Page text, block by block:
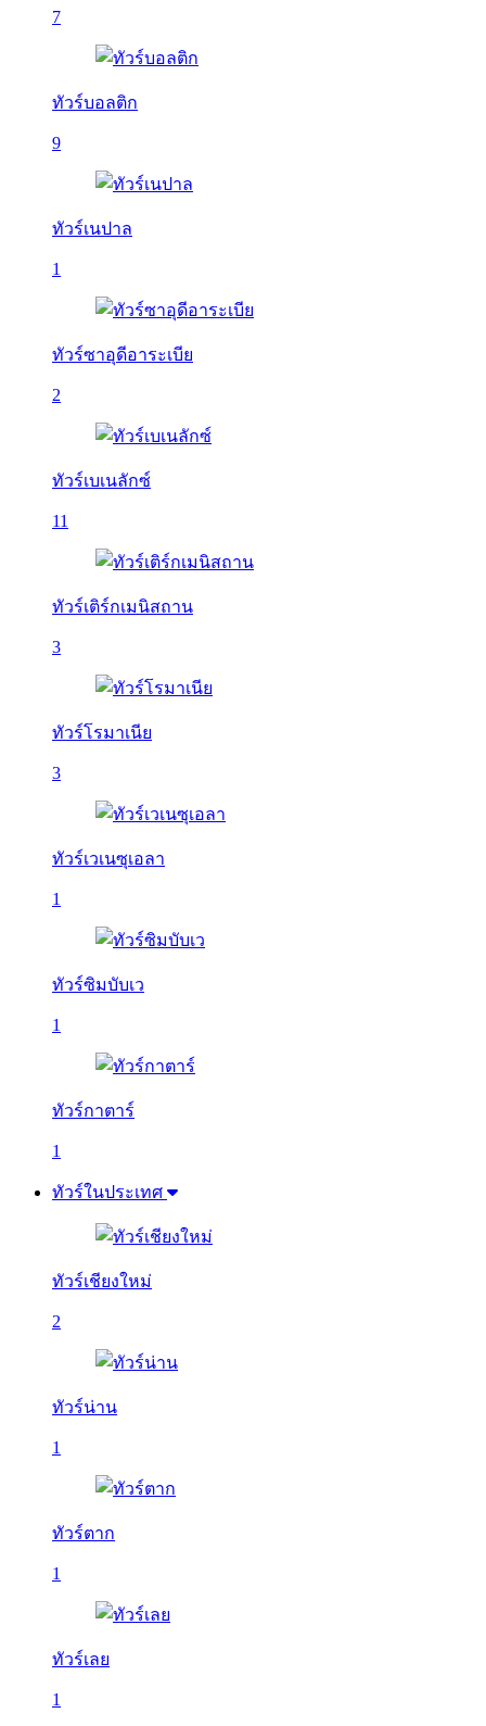
7
ทัวร์บอลติก
9
ทัวร์เนปาล
1
ทัวร์ซาอุดีอาระเบีย
2
ทัวร์เบเนลักซ์
11
ทัวร์เติร์กเมนิสถาน
3
ทัวร์โรมาเนีย
3
ทัวร์เวเนซุเอลา
1
ทัวร์ซิมบับเว
1
ทัวร์กาตาร์
1
ทัวร์ในประเทศ
ทัวร์เชียงใหม่
2
ทัวร์น่าน
1
ทัวร์ตาก
1
ทัวร์เลย
1